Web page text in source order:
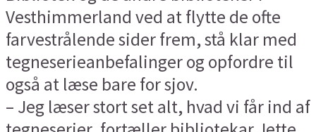
Vesthimmerland ved at flytte de ofte
farvestrålende sider frem, stå klar med
tegneserieanbefalinger og opfordre til
også at læse bare for sjov.
– Jeg læser stort set alt, hvad vi får ind af